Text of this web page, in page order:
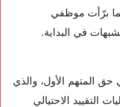
برّأت موظفي
في البداية.
حق المتهم الأول، والذي
التقييد الاحتيالي